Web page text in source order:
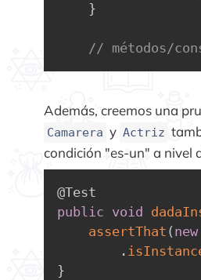
}
// métodos/
Además, creemos una
Camarera y Actriz
condición "es-un" a nivel
@Test
public void
assertThat ( new
.
}